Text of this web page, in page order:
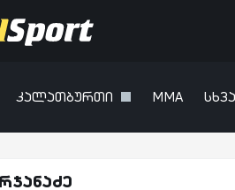
კალათბურთი MMA სხვა